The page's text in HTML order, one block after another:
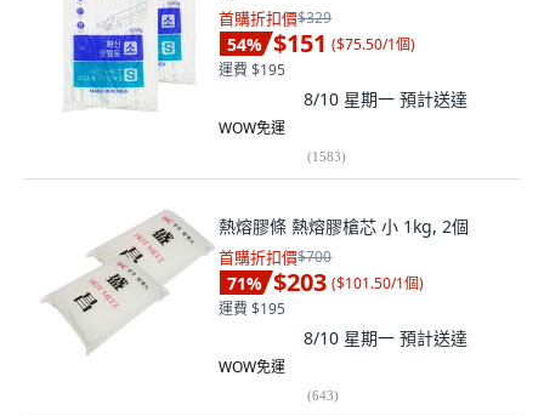
首購折扣價$329
54% $151 ($75.50/1個)
運費 $195
8/10 星期一 預計送達
WOW免運
(1583)
熱熔膠條 熱熔膠槍芯 小 1kg, 2個
首購折扣價$700
71% $203 ($101.50/1個)
運費 $195
8/10 星期一 預計送達
WOW免運
(643)